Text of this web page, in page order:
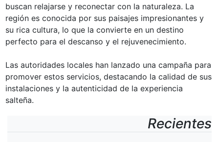
buscan relajarse y reconectar con la naturaleza. La
región es conocida por sus paisajes impresionantes y
su rica cultura, lo que la convierte en un destino
perfecto para el descanso y el rejuvenecimiento.
Las autoridades locales han lanzado una campaña para
promover estos servicios, destacando la calidad de sus
instalaciones y la autenticidad de la experiencia
salteña.
Recientes